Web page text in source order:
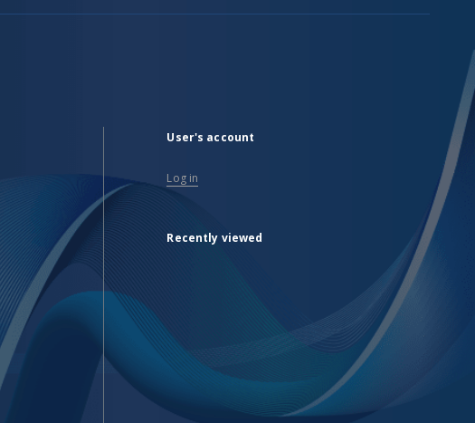
User's account
Log in
Recently viewed